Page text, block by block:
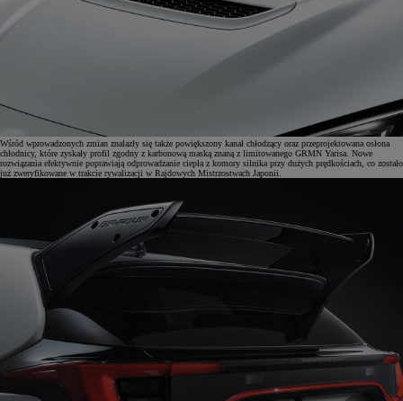
Wśród wprowadzonych zmian znalazły się także powiększony kanał chłodzący oraz przeprojektowana osłona
chłodnicy, które zyskały profil zgodny z karbonową maską znaną z limitowanego GRMN Yarisa. Nowe
rozwiązania efektywnie poprawiają odprowadzanie ciepła z komory silnika przy dużych prędkościach, co zostało
już zweryfikowane w trakcie rywalizacji w Rajdowych Mistrzostwach Japonii.